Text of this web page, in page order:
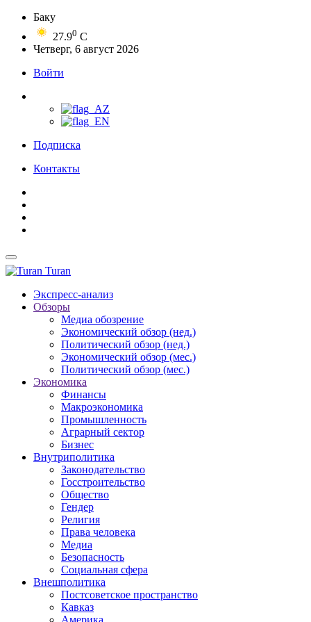
Баку
27.90 C
Четверг, 6 август 2026
Войти
Подписка
Контакты
Turan
Экспресс-анализ
Обзоры
Медиа обозрение
Экономический обзор (нед.)
Политический обзор (нед.)
Экономический обзор (мес.)
Политический обзор (мес.)
Экономика
Финансы
Макроэкономика
Промышленность
Аграрный сектор
Бизнес
Внутриполитика
Законодательство
Госстроительство
Общество
Гендер
Религия
Права человека
Медиа
Безопасность
Социальная сфера
Внешполитика
Постсоветское пространство
Кавказ
Америка